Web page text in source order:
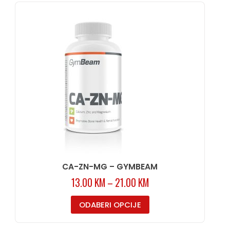
CA-ZN-MG – GYMBEAM
13.00 KM – 21.00 KM
ODABERI OPCIJE